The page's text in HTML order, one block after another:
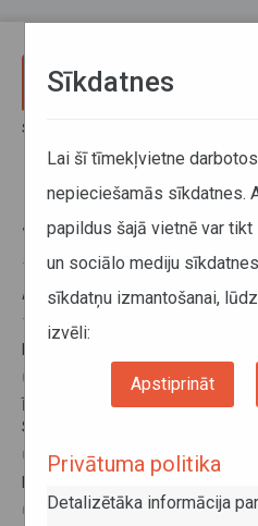
Sākums
Slovākija
17. jūnijs 2025
Autoceļu lietošanas nodeva
18. decembris 2024
03. decembris 2024
Īslaicīga robežkontroles
Slovēniju, Ungāriju, Čehiju un
02. februāris 2024
09. decembris 2016
Sīkdatnes
Lai šī tīmekļvietne
nepieciešamās sīkdatnes.
papildus šajā vietnē var
un sociālo mediju
sīkdatņu izmantošanai,
izvēli:
Apstiprināt
Privātuma politika
Detalizētāka informācija